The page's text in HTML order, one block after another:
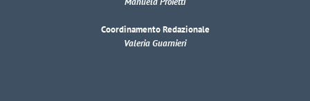
Coordinamento Redazionale
Valeria Guarnieri